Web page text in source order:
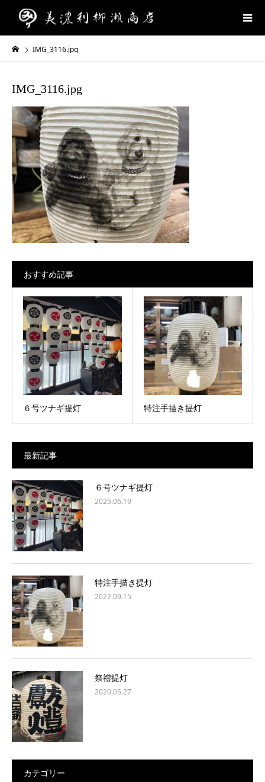
IMG_3116.jpg
IMG_3116.jpg
おすすめ記事
６号ツナギ提灯 特注手描き提灯
最新記事
６号ツナギ提灯
2025.06.19
特注手描き提灯
2022.09.15
祭禮提灯
2020.05.27
カテゴリー